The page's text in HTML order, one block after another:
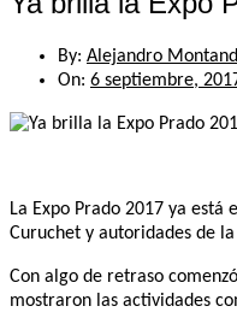
By: Alejandro
On: 6 septiembre,
La Expo Prado 2017 ya
Curuchet y autoridades de la
Con algo de retraso
mostraron las actividades